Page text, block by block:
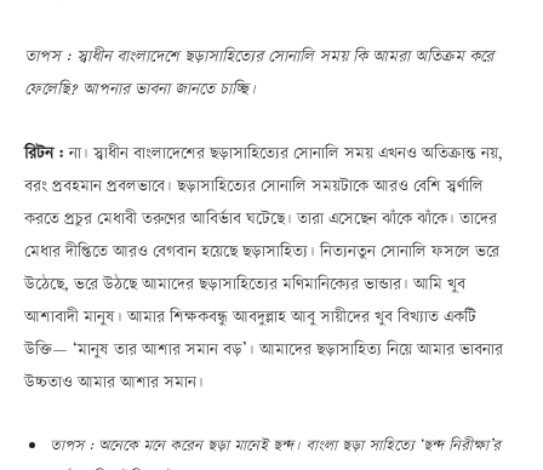
তাপস : স্বাধীন বাংলাদেশে ছড়াসাহিত্যের সোনালি সময় কি আমরা অতিক্রম করে
ফেলেছি? আপনার ভাবনা জানতে চাচ্ছি।
রিটন :না। স্বাধীন বাংলাদেশের ছড়াসাহিত্যের সোনালি সময় এখনও অতিক্রান্ত নয়,
বরং প্রবহমান প্রবলভাবে। ছড়াসাহিত্যের সোনালি সময়টাকে আরও বেশি স্বর্ণালি
করতে প্রচুর মেধাবী তরুণের আবির্ভাব ঘটেছে। তারা এসেছেন ঝাঁকে ঝাঁকে। তাদের
মেধার দীপ্তিতে আরও বেগবান হয়েছে ছড়াসাহিত্য। নিত্যনতুন সোনালি ফসলে ভরে
উঠেছে, ভরে উঠছে আমাদের ছড়াসাহিত্যের মণিমানিক্যের ভান্ডার। আমি খুব
আশাবাদী মানুষ। আমার শিক্ষকবন্ধু আবদুল্লাহ আবু সায়ীদের খুব বিখ্যাত একটি
উক্তিÑ ‘মানুষ তার আশার সমান বড়’। আমাদের ছড়াসাহিত্য নিয়ে আমার ভাবনার
উচ্চতাও আমার আশার সমান।
তাপস : অনেকে মনে করেন ছড়া মানেই ছন্দ। বাংলা ছড়া সাহিত্যে ‘ছন্দ নিরীক্ষা’র